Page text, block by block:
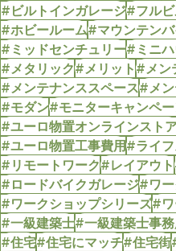
#ビルトインガレージ#フル
#ホビールーム#マウンテンバ
#ミッドセンチュリー#ミニ
#メタリック#メリット#メン
#メンテナンススペース#メン
#モダン#モニターキャンペ
#ユーロ物置オンラインストア
#ユーロ物置工事費用#ライ
#リモートワーク#レイアウト
#ロードバイクガレージ#ワー
#ワークショップシリーズ#ワ
#一級建築士#一級建築士事
#住宅#住宅にマッチ#住宅街